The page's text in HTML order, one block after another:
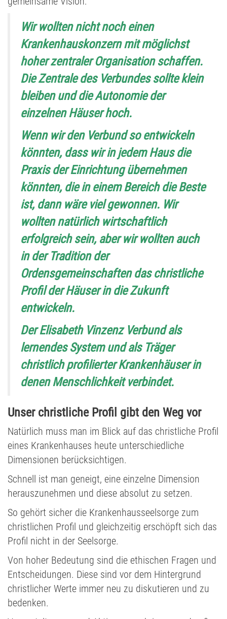
Wir wollten nicht noch einen
Krankenhauskonzern mit möglichst
hoher zentraler Organisation schaffen.
Die Zentrale des Verbundes sollte klein
bleiben und die Autonomie der
einzelnen Häuser hoch.
Wenn wir den Verbund so entwickeln
könnten, dass wir in jedem Haus die
Praxis der Einrichtung übernehmen
könnten, die in einem Bereich die Beste
ist, dann wäre viel gewonnen. Wir
wollten natürlich wirtschaftlich
erfolgreich sein, aber wir wollten auch
in der Tradition der
Ordensgemeinschaften das christliche
Profil der Häuser in die Zukunft
entwickeln.
Der Elisabeth Vinzenz Verbund als
lernendes System und als Träger
christlich profilierter Krankenhäuser in
denen Menschlichkeit verbindet.
Unser christliche Profil gibt den Weg vor
Natürlich muss man im Blick auf das christliche Profil
eines Krankenhauses heute unterschiedliche
Dimensionen berücksichtigen.
Schnell ist man geneigt, eine einzelne Dimension
herauszunehmen und diese absolut zu setzen.
So gehört sicher die Krankenhausseelsorge zum
christlichen Profil und gleichzeitig erschöpft sich das
Profil nicht in der Seelsorge.
Von hoher Bedeutung sind die ethischen Fragen und
Entscheidungen. Diese sind vor dem Hintergrund
christlicher Werte immer neu zu diskutieren und zu
bedenken.